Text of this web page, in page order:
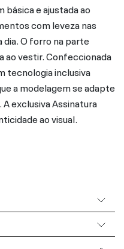
básica e ajustada ao
com leveza nas
dia. O forro na parte
ao vestir. Confeccionada
tecnologia inclusiva
a modelagem se adapte
exclusiva Assinatura
ao visual.